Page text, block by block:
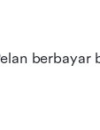
berbayar